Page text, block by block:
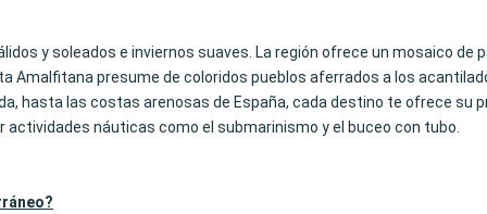
y soleados e inviernos suaves. La región ofrece un mosaico
Amalfitana presume de coloridos pueblos aferrados a los
hasta las costas arenosas de España, cada destino te ofrece su
náuticas como el submarinismo y el buceo con tubo.